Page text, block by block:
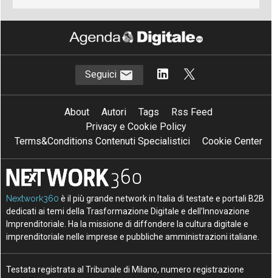
Seguici
About Autori Tags
Rss Feed
Privacy e Cookie Policy
Terms&Conditions Contenuti Specialistici
Cookie Center
Nextwork360 è il più grande network in Italia di testate e portali B2B
dedicati ai temi della Trasformazione Digitale e dell’Innovazione
Imprenditoriale. Ha la missione di diffondere la cultura digitale e
imprenditoriale nelle imprese e pubbliche amministrazioni italiane.
Testata registrata al Tribunale di Milano, numero registrazione